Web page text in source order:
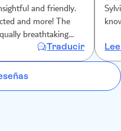
anfiteatro.
donde tendrás la
los sitios fundamentales,
para conmemorar los
o el monte Palatino, la
supuesto, el Coliseo.
and friendly.
and more! The
breathtaking
Traducir